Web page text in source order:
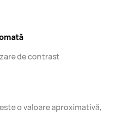
de contrast
o valoare aproximativă,